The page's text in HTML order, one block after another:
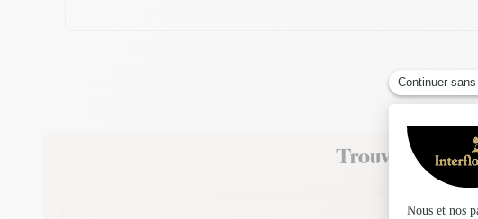
Trouvez un